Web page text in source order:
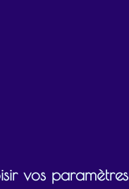
vos paramètres